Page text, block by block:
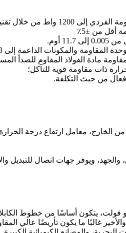
تقنية معالجة فريدة؛
أقل من ±5٪
أوم.
والمكونات الداعمة إلى 8.3 كيلو فولت؛
مادة الفولاذ المقاوم للصدأ
ذات مقاومة قوية للتآكل؛
من حيث التكلفة.
بشكل أساسي في أنظمة نقل وتوزيع الطاقة أقل من
والأخير غالبًا ما يكون تأريضًا